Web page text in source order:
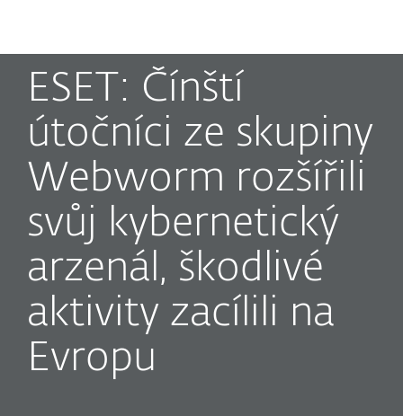
ESET: Čínští
útočníci ze skupiny
Webworm rozšířili
svůj kybernetický
arzenál, škodlivé
aktivity zacílili na
Evropu